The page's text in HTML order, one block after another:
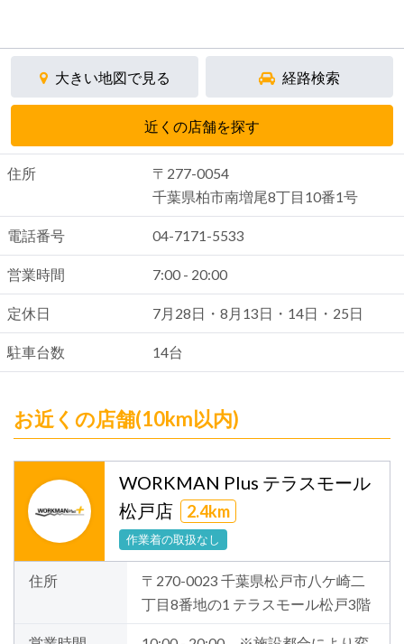
大きい地図で見る 経路検索
近くの店舗を探す
住所
〒277-0054
千葉県柏市南増尾8丁目10番1号
電話番号 04-7171-5533
営業時間 7:00 - 20:00
定休日 7月28日・8月13日・14日・25日
駐車台数 14台
お近くの店舗(10km以内)
WORKMAN Plus テラスモール
松戸店
2.4km
作業着の取扱なし
住所
〒270-0023 千葉県松戸市八ケ崎二
丁目8番地の1 テラスモール松戸3階